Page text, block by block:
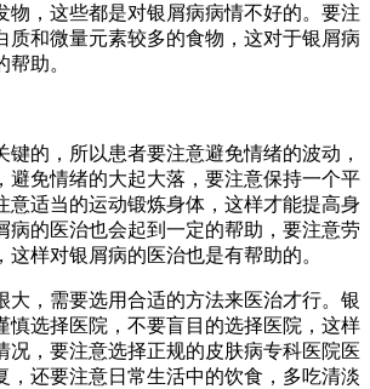
物，这些都是对银屑病病情不好的。要注
质和微量元素较多的食物，这对于银屑病
助。
键的，所以患者要注意避免情绪的波动，
避免情绪的大起大落，要注意保持一个平
意适当的运动锻炼身体，这样才能提高身
病的医治也会起到一定的帮助，要注意劳
这样对银屑病的医治也是有帮助的。
大，需要选用合适的方法来医治才行。银
慎选择医院，不要盲目的选择医院，这样
况，要注意选择正规的皮肤病专科医院医
，还要注意日常生活中的饮食，多吃清淡